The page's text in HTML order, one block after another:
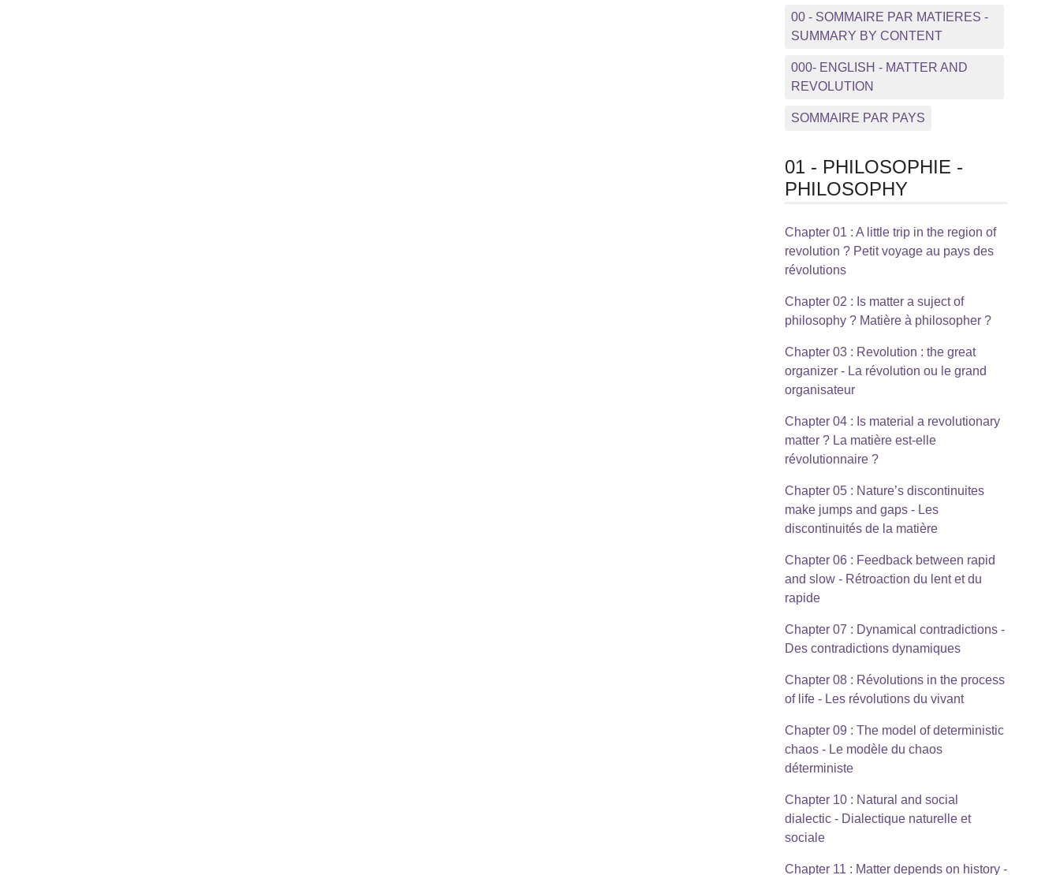
00 - SOMMAIRE PAR MATIERES -
SUMMARY BY CONTENT
000- ENGLISH - MATTER AND
REVOLUTION
SOMMAIRE PAR PAYS
01 - PHILOSOPHIE -
PHILOSOPHY
Chapter 01 : A little trip in the region of
revolution ? Petit voyage au pays des
révolutions
Chapter 02 : Is matter a suject of
philosophy ? Matière à philosopher ?
Chapter 03 : Revolution : the great
organizer - La révolution ou le grand
organisateur
Chapter 04 : Is material a revolutionary
matter ? La matière est-elle
révolutionnaire ?
Chapter 05 : Nature’s discontinuites
make jumps and gaps - Les
discontinuités de la matière
Chapter 06 : Feedback between rapid
and slow - Rétroaction du lent et du
rapide
Chapter 07 : Dynamical contradictions -
Des contradictions dynamiques
Chapter 08 : Révolutions in the process
of life - Les révolutions du vivant
Chapter 09 : The model of deterministic
chaos - Le modèle du chaos
déterministe
Chapter 10 : Natural and social
dialectic - Dialectique naturelle et
sociale
Chapter 11 : Matter depends on history -